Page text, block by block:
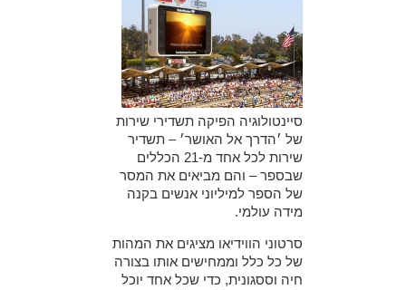
סיינטולוגיה הפיקה תשדירי שירות
של ׳הדרך אל האושר׳ – תשדיר
שירות לכל אחד מ-21 הכללים
שבספר – והם מביאים את המסר
של הספר למיליוני אנשים בקנה
מידה עולמי.
סרטוני הווידיאו מציגים את המהות
של כל כלל וממחישים אותו בצורה
חיה וססגונית, כדי שכל אחד יוכל